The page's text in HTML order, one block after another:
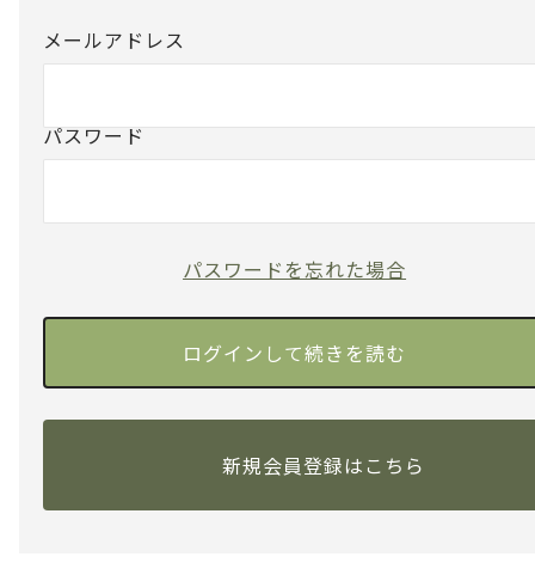
メールアドレス
パスワード
パスワードを忘れた場合
新規会員登録はこちら